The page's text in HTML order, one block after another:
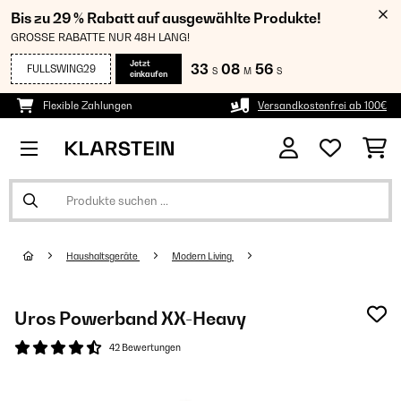
Bis zu 29 % Rabatt auf ausgewählte Produkte!
GROSSE RABATTE NUR 48H LANG!
FULLSWING29
Jetzt
einkaufen
33 S 08 M 55 S
Flexible Zahlungen Versandkostenfrei ab 100€
Haushaltsgeräte Modern Living
Uros Powerband XX-Heavy
42 Bewertungen